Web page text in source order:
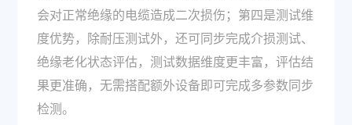
会对正常绝缘的电缆造成二次损伤；第四是测试维
度优势，除耐压测试外，还可同步完成介损测试、
绝缘老化状态评估，测试数据维度更丰富，评估结
果更准确，无需搭配额外设备即可完成多参数同步
检测。